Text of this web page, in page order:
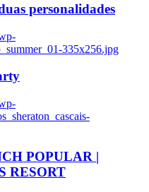
personalidades
335x256.jpg
POPULAR |
RESORT